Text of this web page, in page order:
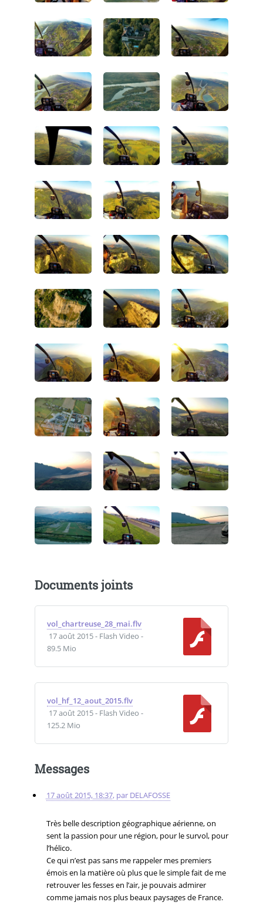
Documents joints
vol_chartreuse_28_mai.flv
17 août 2015- Flash Video -
89.5 Mio
vol_hf_12_aout_2015.flv
17 août 2015- Flash Video -
125.2 Mio
Messages
17 août 2015, 18:37, par DELAFOSSE
Très belle description géographique aérienne, on
sent la passion pour une région, pour le survol, pour
l’hélico.
Ce qui n’est pas sans me rappeler mes premiers
émois en la matière où plus que le simple fait de me
retrouver les fesses en l’air, je pouvais admirer
comme jamais nos plus beaux paysages de France.